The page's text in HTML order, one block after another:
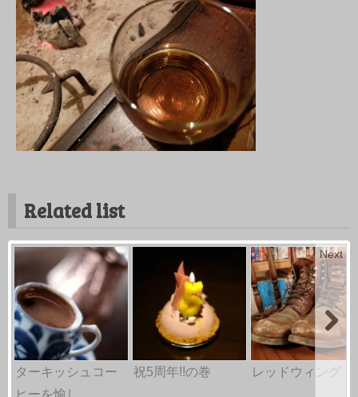
Related list
ターキッシュコー
祝5周年!!の巻 レッドウィング
Next